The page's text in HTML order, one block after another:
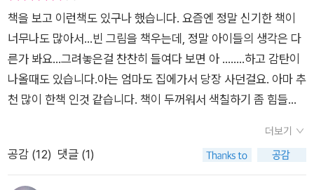
책을 보고 이런책도 있구나 했습니다. 요즘엔 정말 신기한 책이
너무나도 많아서...빈 그림을 책우는데, 정말 아이들의 생각은 다
른가 봐요...그려놓은걸 찬찬히 들여다 보면 아 ........하고 감탄이
나올때도 있습니다.아는 엄마도 집에가서 당장 사던걸요. 아마 추
천 많이 한책 인것 같습니다. 책이 두꺼워서 색칠하기 좀 힘들어
더보기
공감 (12) 댓글 (1)